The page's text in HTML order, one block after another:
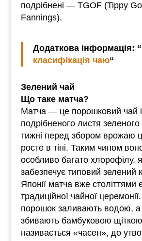
подрібнені — TGOF (Tippy
Fannings).
Додаткова інформація: “
класифікація чаю“
Зелений чай
Що таке матча?
Матча — це порошковий чай
подрібненого листя
тижні перед збором врожаю
росте в тіні. Таким чином
особливо багато хлорофілу,
забезпечує типовий зелений
Японії матча вже століттями
традиційної чайної
порошок заливають водою, а
збивають бамбуковою
називається «часен», до